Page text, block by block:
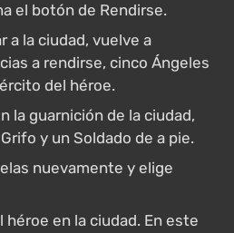
el botón de Rendirse.
a la ciudad, vuelve a
a rendirse, cinco Ángeles
del héroe.
la guarnición de la ciudad,
y un Soldado de a pie.
nuevamente y elige
héroe en la ciudad. En este